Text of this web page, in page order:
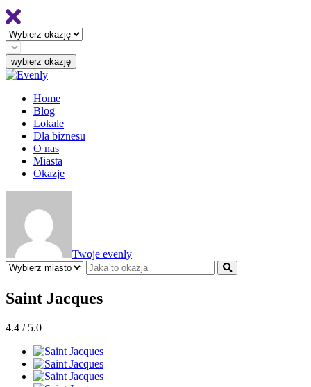
Home
Blog
Lokale
Dla biznesu
O nas
Miasta
Okazje
Twoje evenly
Saint Jacques
4.4 / 5.0